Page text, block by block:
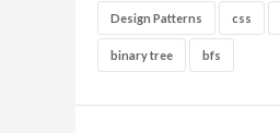
Design Patterns css
binary tree bfs